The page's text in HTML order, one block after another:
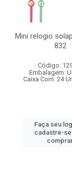
Mini relogio
832
Código:
Embalagem:
Caixa Com: 24
Faça seu
cadastre-